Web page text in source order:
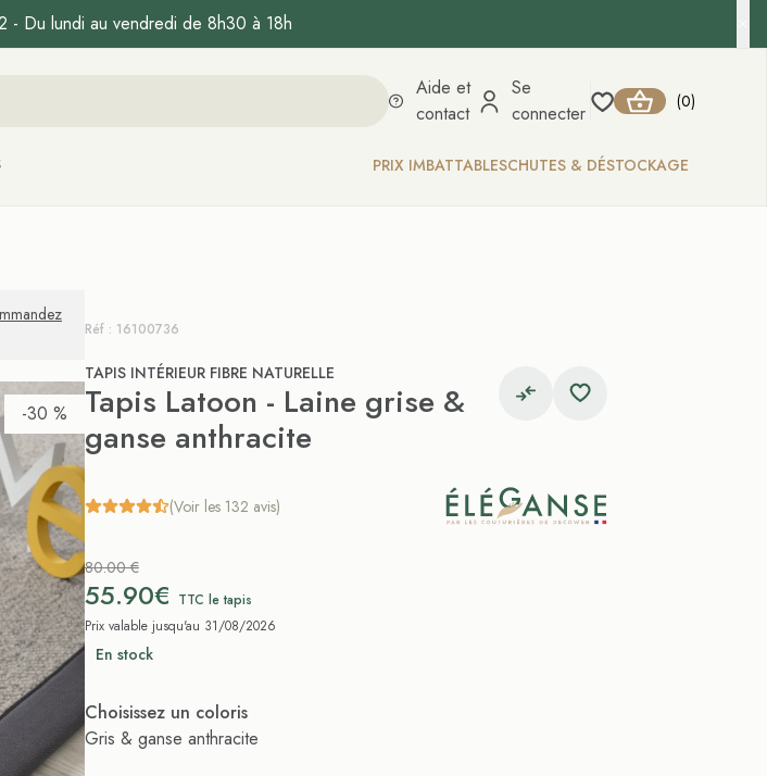
Du lundi au vendredi de 8h30 à 18h
Aide et
contact
Se
connecter
(0)
PRIX IMBATTABLESCHUTES & DÉSTOCKAGE
-30 %
Réf : 16100736
TAPIS INTÉRIEUR FIBRE NATURELLE
Tapis Latoon - Laine grise &
ganse anthracite
(Voir les 132 avis)
80.00 €
55.90€ TTC le tapis
Prix valable jusqu'au 31/08/2026
En stock
Choisissez un coloris
Gris & ganse anthracite